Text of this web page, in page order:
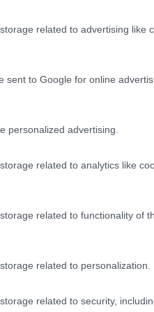
related to advertising like
sent to Google for online
personalized advertising.
related to analytics like
related to functionality of
related to personalization.
related to security,
una piccola
il camper costa di
divario potrebbe ridursi. Io
punto di vista che aiuti nella
occasioni i camping
anticipata o
Ogniuno presenta
a bordo... a me non piace